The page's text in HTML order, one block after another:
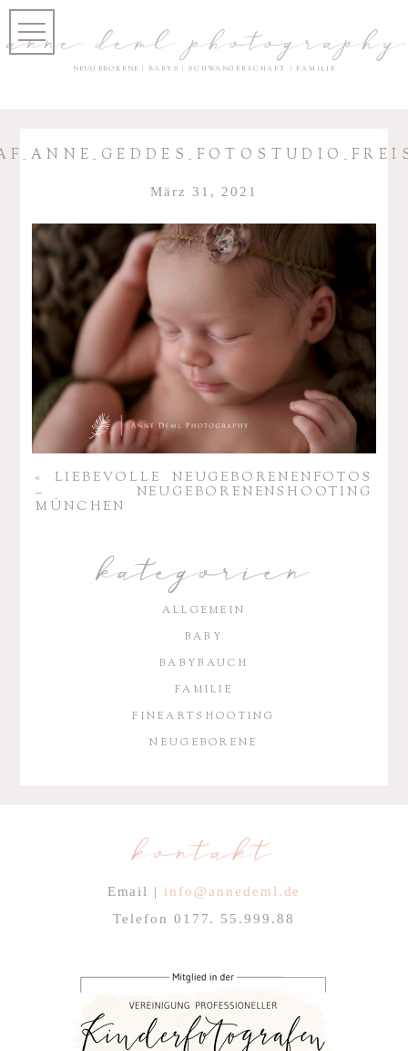
NEUGEBORENE | BABYS | SCHWANGERSCHAFT | FAMILIE
anne deml photography
März 31, 2021
«
LIEBE­VOLLE NEUGE­BO­RE­NEN­FOTOS
– NEUGE­BO­RE­NEN­SHOO­TING
MÜNCHEN
kategorien
ALLGEMEIN
BABY
BABYBAUCH
FAMILIE
FINEARTSHOOTING
NEUGEBORENE
kontakt
Email | info@annedeml.de
Telefon 0177. 55.999.88